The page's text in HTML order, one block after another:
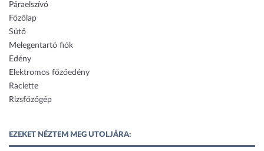
Páraelszívó
Főzőlap
Sütő
Melegentartó fiók
Edény
Elektromos főzőedény
Raclette
Rizsfőzőgép
EZEKET NÉZTEM MEG UTOLJÁRA: